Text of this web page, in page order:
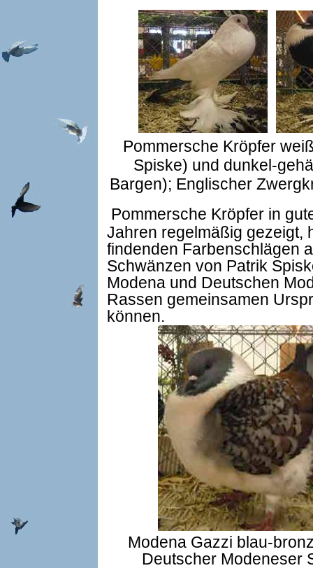
Pommersche Kröpfer
Spiske) und dunkel-
Bargen); Englischer
Pommersche Kröpfer in
Jahren regelmäßig gezeigt,
findenden Farbenschlägen
Schwänzen von Patrik
Modena und Deutschen
Rassen gemeinsamen
können.
Modena Gazzi blau-
Deutscher Modeneser